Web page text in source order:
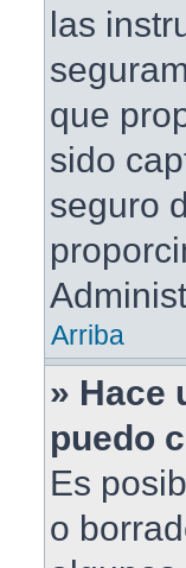
las
que
sido
seguro
Arriba
» Hace
puedo
Es
o